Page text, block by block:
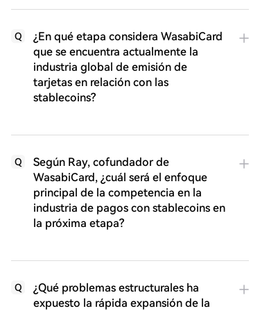
Q
¿En qué etapa considera WasabiCard
que se encuentra actualmente la
industria global de emisión de
tarjetas en relación con las
stablecoins?
Q
Según Ray, cofundador de
WasabiCard, ¿cuál será el enfoque
principal de la competencia en la
industria de pagos con stablecoins en
la próxima etapa?
Q
¿Qué problemas estructurales ha
expuesto la rápida expansión de la